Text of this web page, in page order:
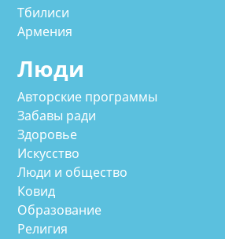
Тбилиси
Армения
Люди
Авторские программы
Забавы ради
Здоровье
Искусство
Люди и общество
Ковид
Образование
Религия